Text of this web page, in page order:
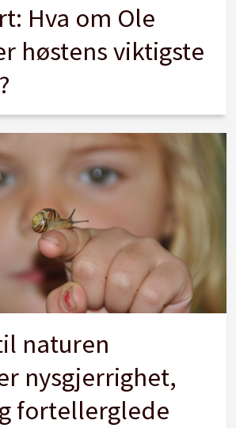
Hva om Ole
høstens viktigste
naturen
nysgjerrighet,
fortellerglede